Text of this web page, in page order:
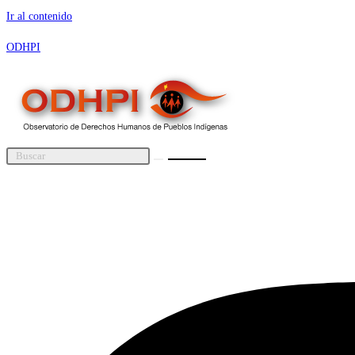
Ir al contenido
ODHPI